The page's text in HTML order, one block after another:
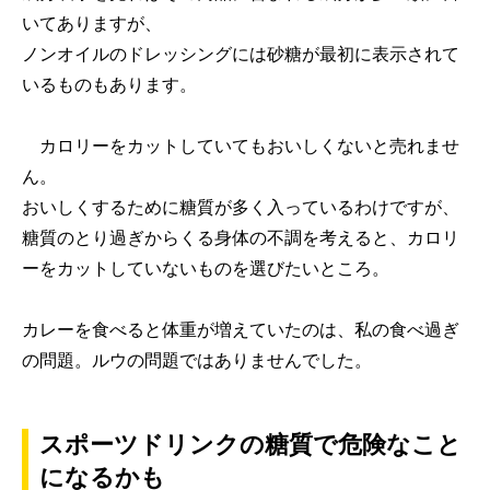
いてありますが、
ノンオイルのドレッシングには砂糖が最初に表示されて
いるものもあります。
カロリーをカットしていてもおいしくないと売れませ
ん。
おいしくするために糖質が多く入っているわけですが、
糖質のとり過ぎからくる身体の不調を考えると、カロリ
ーをカットしていないものを選びたいところ。
カレーを食べると体重が増えていたのは、私の食べ過ぎ
の問題。ルウの問題ではありませんでした。
スポーツドリンクの糖質で危険なこと
になるかも